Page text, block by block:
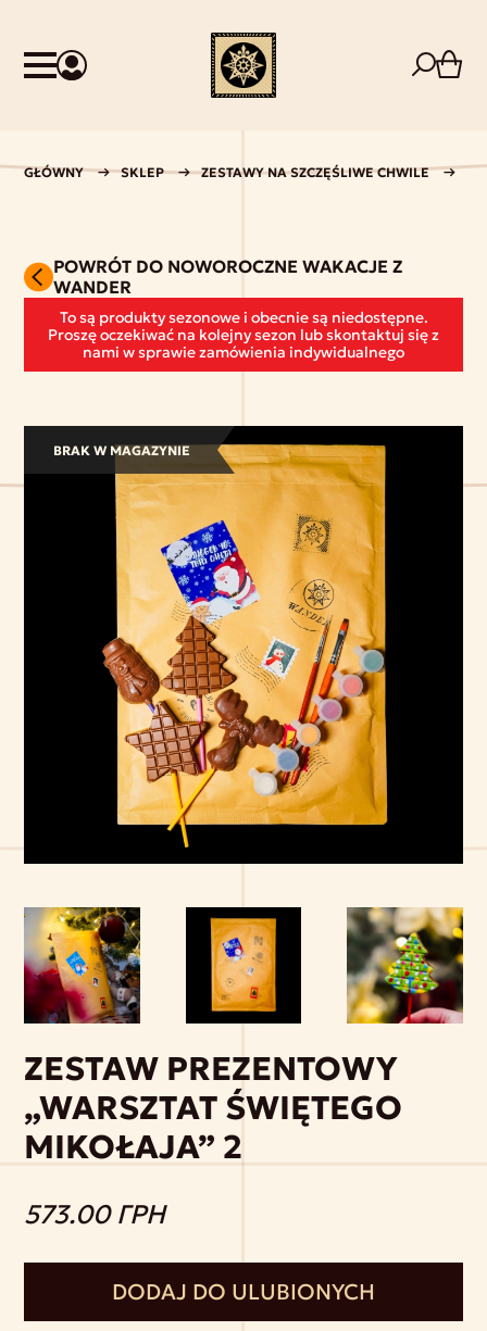
GŁÓWNY SKLEP ZESTAWY NA SZCZĘŚLIWE CHWILE
POWRÓT DO NOWOROCZNE WAKACJE Z
WANDER
To są produkty sezonowe i obecnie są niedostępne.
Proszę oczekiwać na kolejny sezon lub skontaktuj się z
nami w sprawie zamówienia indywidualnego
BRAK W MAGAZYNIE
ZESTAW PREZENTOWY
„WARSZTAT ŚWIĘTEGO
MIKOŁAJA” 2
573.00 ГРН
DODAJ DO ULUBIONYCH